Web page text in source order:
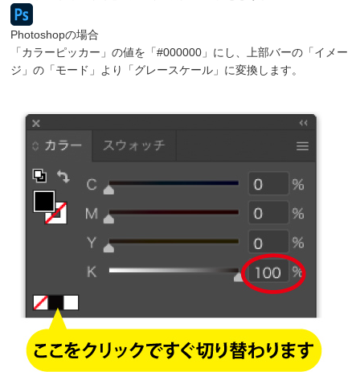
Photoshopの場合
「カラーピッカー」の値を「#000000」にし、上部バーの「イメー
ジ」の「モード」より「グレースケール」に変換します。